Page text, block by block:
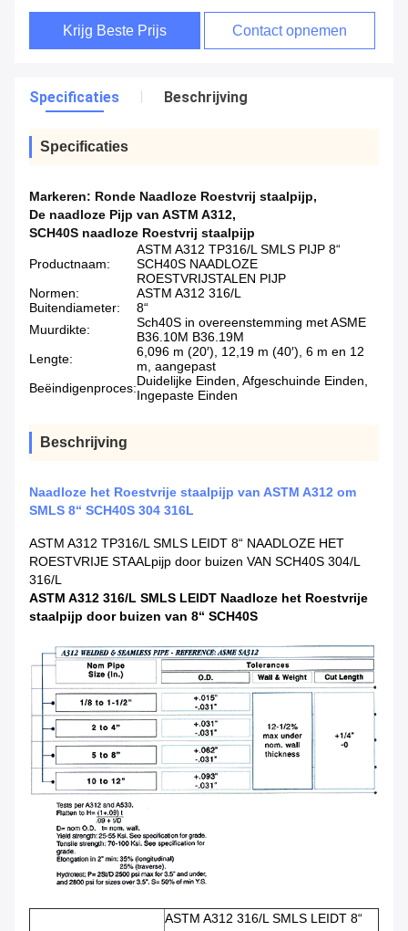
Krijg Beste Prijs Contact opnemen
Specificaties Beschrijving
Specificaties
Markeren: Ronde Naadloze Roestvrij staalpijp,
De naadloze Pijp van ASTM A312,
SCH40S naadloze Roestvrij staalpijp
Productnaam:
ASTM A312 TP316/L SMLS PIJP 8“
SCH40S NAADLOZE
ROESTVRIJSTALEN PIJP
Normen:
ASTM A312 316/L
Buitendiameter:
8“
Muurdikte:
Sch40S in overeenstemming met ASME
B36.10M B36.19M
Lengte:
6,096 m (20′), 12,19 m (40′), 6 m en 12
m, aangepast
Beëindigenproces:Duidelijke Einden, Afgeschuinde Einden,
Ingepaste Einden
Beschrijving
Naadloze het Roestvrije staalpijp van ASTM A312 om
SMLS 8“ SCH40S 304 316L
ASTM A312 TP316/L SMLS LEIDT 8“ NAADLOZE HET
ROESTVRIJE STAALpijp door buizen VAN SCH40S 304/L
316/L
ASTM A312 316/L SMLS LEIDT Naadloze het Roestvrije
staalpijp door buizen van 8“ SCH40S
ASTM A312 316/L SMLS LEIDT 8“